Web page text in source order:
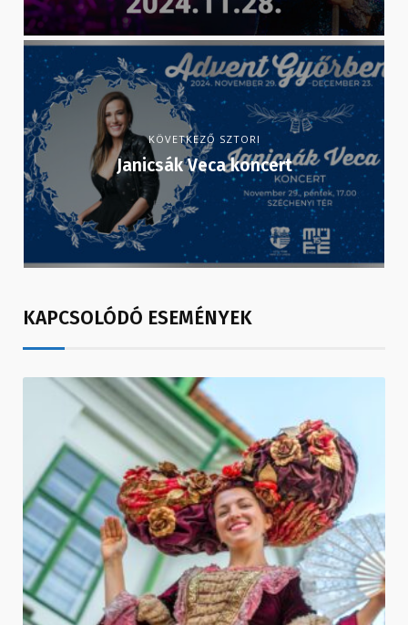
KÖVETKEZŐ SZTORI
Janicsák Veca koncert
KAPCSOLÓDÓ ESEMÉNYEK